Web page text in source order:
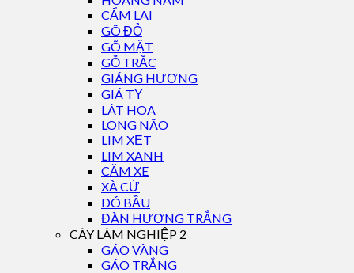
CẨM LAI
GÕ ĐỎ
GÕ MẬT
GỖ TRẮC
GIÁNG HƯƠNG
GIÁ TỴ
LÁT HOA
LONG NÃO
LIM XẸT
LIM XANH
CĂM XE
XÀ CỪ
DÓ BẦU
ĐÀN HƯƠNG TRẮNG
CÂY LÂM NGHIỆP 2
GÁO VÀNG
GÁO TRẮNG